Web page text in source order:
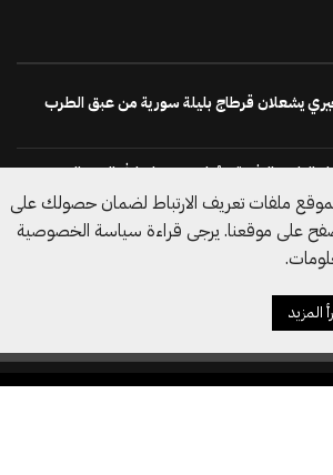
يشعلان قرطاج بليلة سورية من عبق الطرب
النادي الإفريقي يُواجه دجوليبا في الدور التمهيدي
مهرجان بو مخلوف 50
الانقليزي لكرة القدم يسحب دعم ترشح
مجددا
ملفات تعريف الارتباط لضمان حصولك على
على موقعنا. يرجى قراءة سياسة الخصوصية
المزيد